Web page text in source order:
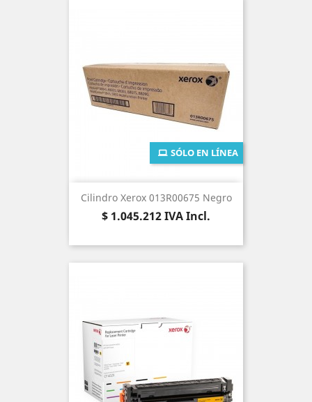
Cilindro Xerox 013R00675 Negro
Precio
$ 1.045.212IVA Incl.
SÓLO EN LÍNEA